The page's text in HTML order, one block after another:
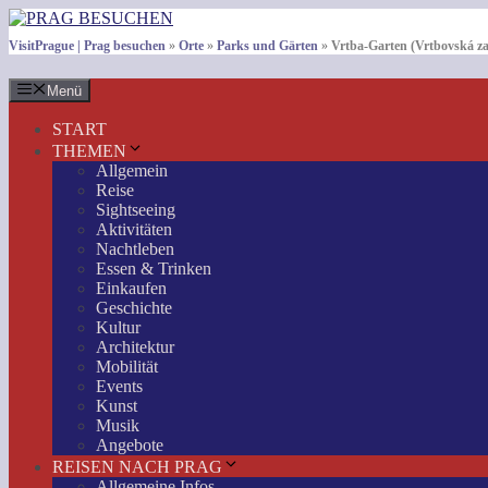
Zum
Inhalt
springen
VisitPrague | Prag besuchen » Orte » Parks und Gärten » Vrtba-Garten (Vrtbovská
Menü
START
THEMEN
Allgemein
Reise
Sightseeing
Aktivitäten
Nachtleben
Essen & Trinken
Einkaufen
Geschichte
Kultur
Architektur
Mobilität
Events
Kunst
Musik
Angebote
REISEN NACH PRAG